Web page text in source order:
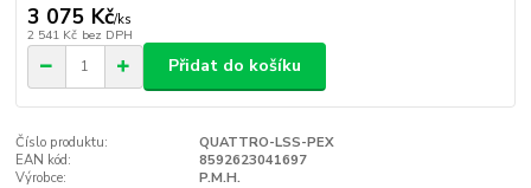
3 075 Kč/ks
2 541 Kč bez DPH
Přidat do košíku
Číslo produktu:
QUATTRO-LSS-PEX
EAN kód:
8592623041697
Výrobce:
P.M.H.